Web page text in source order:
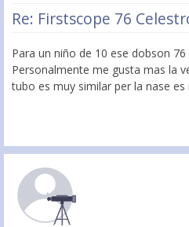
Re: Firstscope 76
Para un niño de 10 ese dobson
Personalmente me gusta mas la
tubo es muy similar per la nase